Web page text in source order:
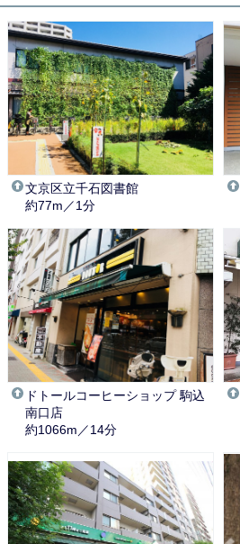
文京区立千石図書館
約77m／1分
ドトールコーヒーショップ 駒込
南口店
約1066m／14分